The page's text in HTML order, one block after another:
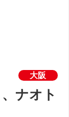
大阪
ナオト